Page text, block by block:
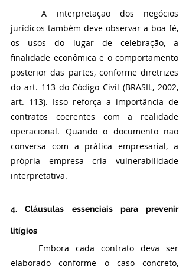
	A interpretação dos negócios
jurídicos também deve observar a boa-fé,
os usos do lugar de celebração, a
finalidade econômica e o comportamento
posterior das partes, conforme diretrizes
do art. 113 do Código Civil (BRASIL, 2002,
art. 113). Isso reforça a importância de
contratos coerentes com a realidade
operacional. Quando o documento não
conversa com a prática empresarial, a
própria empresa cria vulnerabilidade
interpretativa.
4. Cláusulas essenciais para prevenir
litígios
elaborado conforme o caso concreto,